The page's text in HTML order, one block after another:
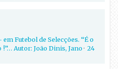
Futebol de Selecções. “É o
Autor: João Dinis, Jano·24